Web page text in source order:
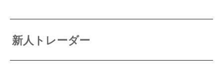
新人トレーダー